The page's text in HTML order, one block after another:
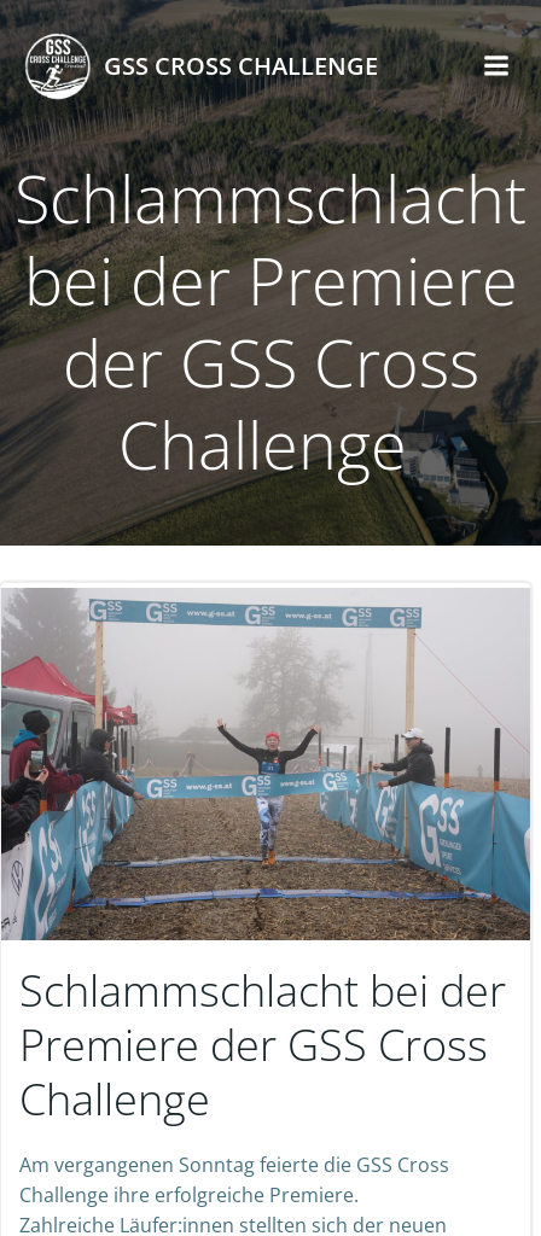
Skip
to
content
GSS CROSS CHALLENGE
Schlammschlacht
bei der Premiere
der GSS Cross
Challenge
Schlammschlacht bei der
Premiere der GSS Cross
Challenge
Am vergangenen Sonntag feierte die GSS Cross
Challenge ihre erfolgreiche Premiere.
Zahlreiche Läufer:innen stellten sich der neuen